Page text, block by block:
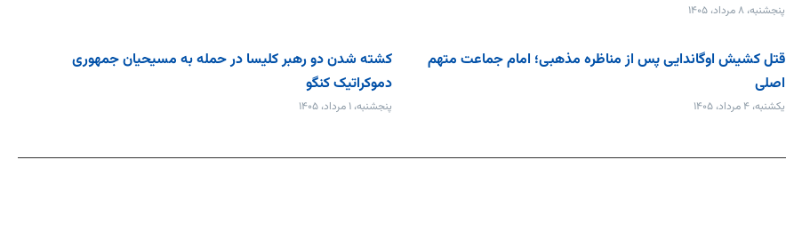
پنجشنبه، ۸ مرداد، ۱۴۰۵
قتل کشیش اوگاندایی پس از مناظره مذهبی؛ امام جماعت متهم
اصلی
یکشنبه، ۴ مرداد، ۱۴۰۵
کشته شدن دو رهبر کلیسا در حمله به مسیحیان جمهوری
دموکراتیک کنگو
پنجشنبه، ۱ مرداد، ۱۴۰۵